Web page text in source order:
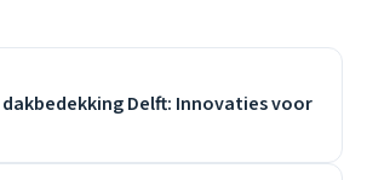
Delft: Innovaties voor